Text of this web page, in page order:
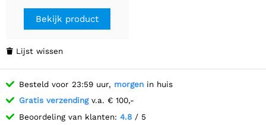
Bekijk product
 Lijst wissen
Besteld voor 23:59 uur, morgen in huis
Gratis verzendingv.a. € 100,-
Beoordeling van klanten: 4.8 / 5